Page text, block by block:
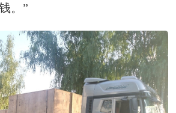
。”